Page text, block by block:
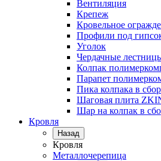
Вентиляция
Крепеж
Кровельное
Профили под
Уголок
Чердачные
Колпак
Парапет
Пика колпака в
Шаговая плита
Шар на колпак в
Кровля
Назад
Кровля
Металлочерепица